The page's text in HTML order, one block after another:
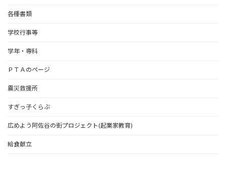
各種書類
学校行事等
学年・専科
ＰＴＡのページ
震災救援所
すぎっ子くらぶ
広めよう阿佐谷の街プロジェクト(起業家教育)
給食献立